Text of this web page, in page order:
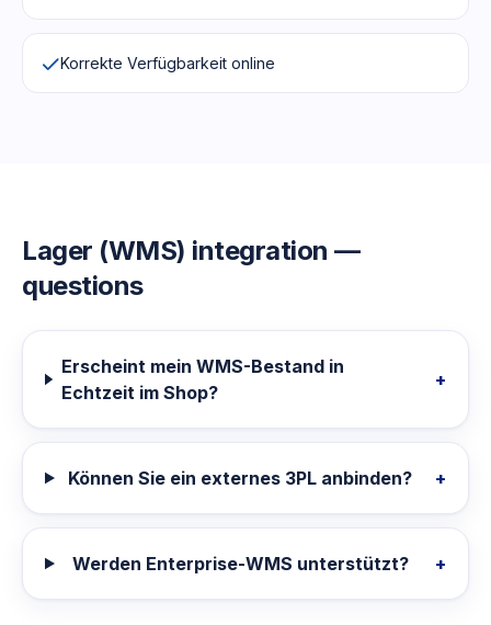
Korrekte Verfügbarkeit online
Lager (WMS) integration —
questions
Erscheint mein WMS-Bestand in
Echtzeit im Shop?
+
Können Sie ein externes 3PL anbinden? +
Werden Enterprise-WMS unterstützt? +